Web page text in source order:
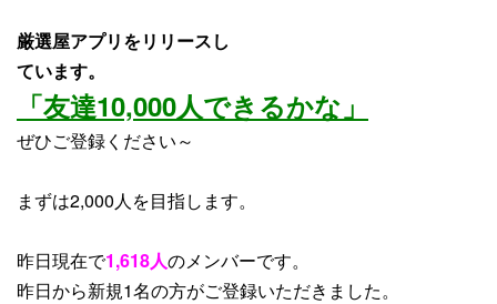
厳選屋アプリをリリースし
ています。
「友達10,000人できるかな」
ぜひご登録ください～
まずは2,000人を目指します。
昨日現在で1,618人のメンバーです。
昨日から新規1名の方がご登録いただきました。